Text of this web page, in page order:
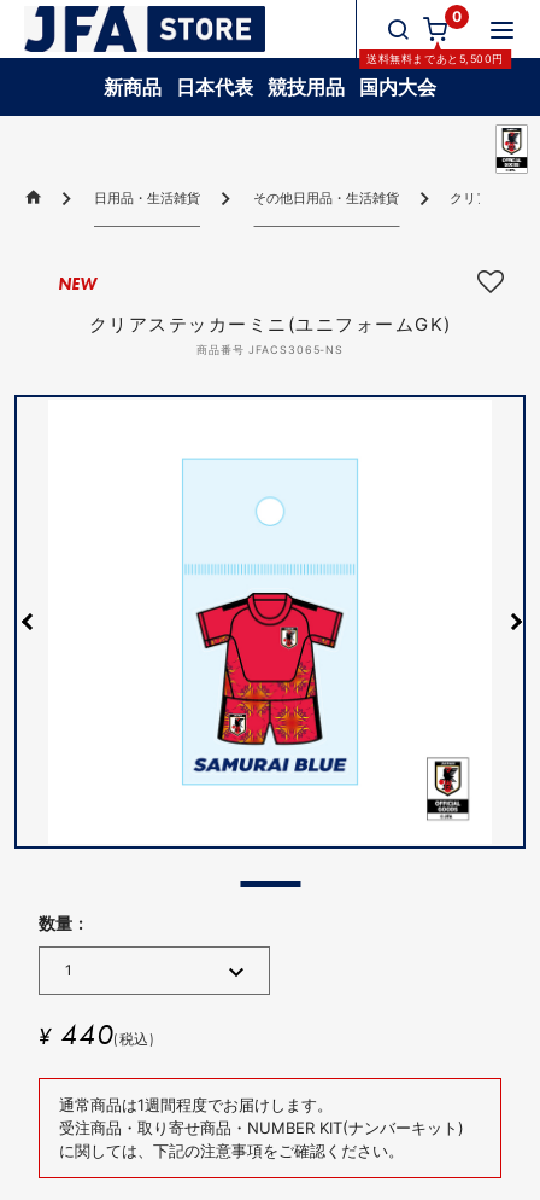
0
送料無料まであと 5,500円
新商品 日本代表 競技用品 国内大会
日用品・生活雑貨 その他日用品・生活雑貨 クリアステッ
クリアステッカーミニ(ユニフォームGK)
商品番号 JFACS3065-NS
NEW
数量 :
¥ 440(税込)
通常商品は1週間程度でお届けします。
受注商品・取り寄せ商品・NUMBER KIT(ナンバーキット)
に関しては、下記の注意事項をご確認ください。